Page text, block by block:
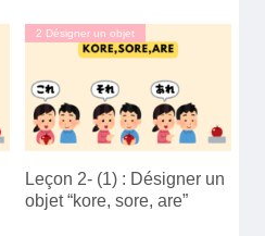
2 Désigner un objet
Leçon 2- (1) : Désigner un
objet “kore, sore, are”